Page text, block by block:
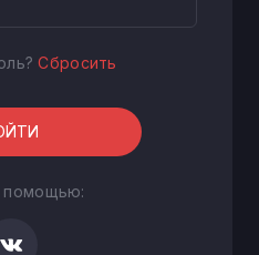
Сбросить
помощью: